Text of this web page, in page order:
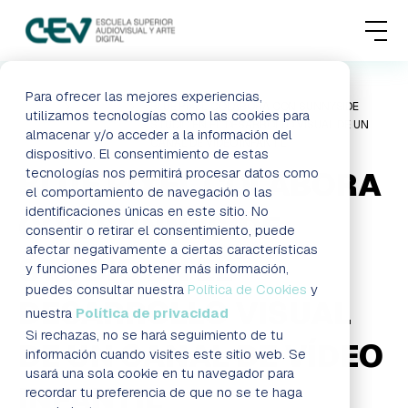
Para ofrecer las mejores experiencias,
utilizamos tecnologías como las cookies para
almacenar y/o acceder a la información del
dispositivo. El consentimiento de estas
tecnologías nos permitirá procesar datos como
el comportamiento de navegación o las
identificaciones únicas en este sitio. No
consentir o retirar el consentimiento, puede
afectar negativamente a ciertas características
y funciones Para obtener más información,
puedes consultar nuestra Política de Cookies y
nuestra Política de privacidad
Si rechazas, no se hará seguimiento de tu
información cuando visites este sitio web. Se
usará una sola cookie en tu navegador para
recordar tu preferencia de que no se te haga
MENU
FORMACIONES
ADMISIONES
ACTUALIDAD
ESCUELA
CONTACTO
RESERVAR PLAZA VISITAR ESCUELA
BLOG
BLUE PIXEL COLABORA
CON SUNNYSIDE
STUDIO EN EL
DESARROLLO VISUAL
DE UN CANAL DE VÍDEO
INFANTIL
BLUE PIXEL COLABORA CON SUNNYSIDE
STUDIO EN EL DESARROLLO VISUAL DE UN
CANAL DE VÍDEO INFANTIL